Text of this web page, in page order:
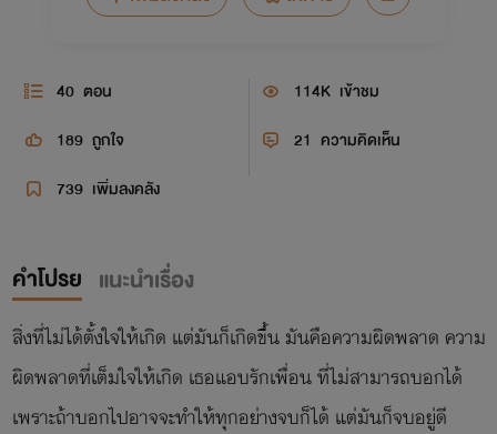
40 ตอน 114K เข้าชม
189 ถูกใจ 21 ความคิดเห็น
739 เพิ่มลงคลัง
คำโปรย แนะนำเรื่อง
สิ่งที่ไม่ได้ตั้งใจให้เกิด แต่มันก็เกิดขึ้น มันคือความผิดพลาด ความ
ผิดพลาดที่เต็มใจให้เกิด เธอแอบรักเพื่อน ที่ไม่สามารถบอกได้
เพราะถ้าบอกไปอาจจะทำให้ทุกอย่างจบก็ได้ แต่มันก็จบอยู่ดี